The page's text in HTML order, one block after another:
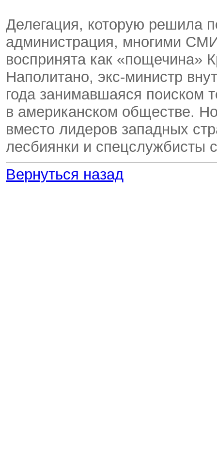
Делегация, которую решила
администрация, многими
воспринята как «пощечина»
Наполитано, экс-министр
года занимавшаяся поиском
в американском обществе.
вместо лидеров западных
лесбиянки и спецслужбисты
Вернуться назад